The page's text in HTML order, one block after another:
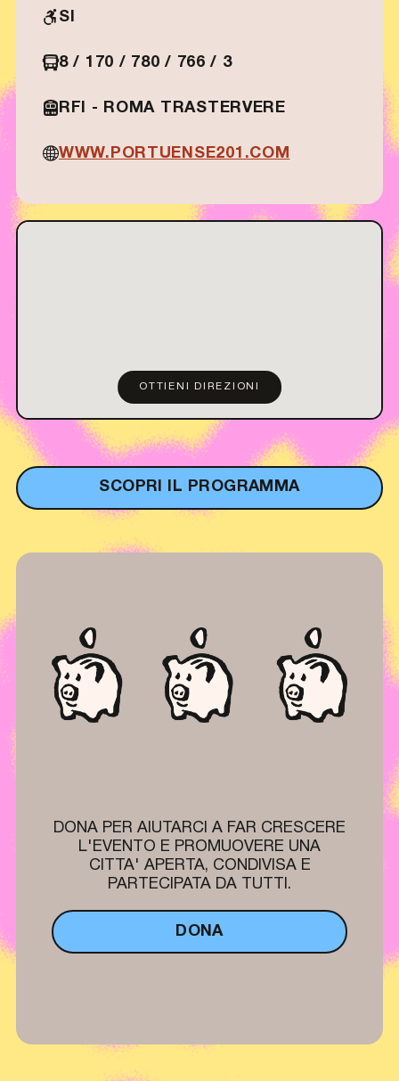
SI
8 / 170 / 780 / 766 / 3
RFI - ROMA TRASTERVERE
WWW.PORTUENSE201.COM
OTTIENI DIREZIONI
SCOPRI IL PROGRAMMA
DONA PER AIUTARCI A FAR CRESCERE
L'EVENTO E PROMUOVERE UNA
CITTA' APERTA, CONDIVISA E
PARTECIPATA DA TUTTI.
DONA